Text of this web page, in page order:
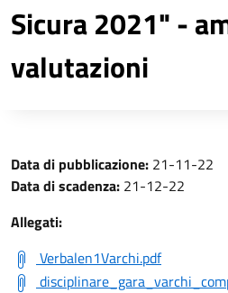
Sicura 2021" -
valutazioni
Data di pubblicazione: 21-11-22
Data di scadenza: 21-12-22
Allegati:
Verbalen1Varchi.pdf